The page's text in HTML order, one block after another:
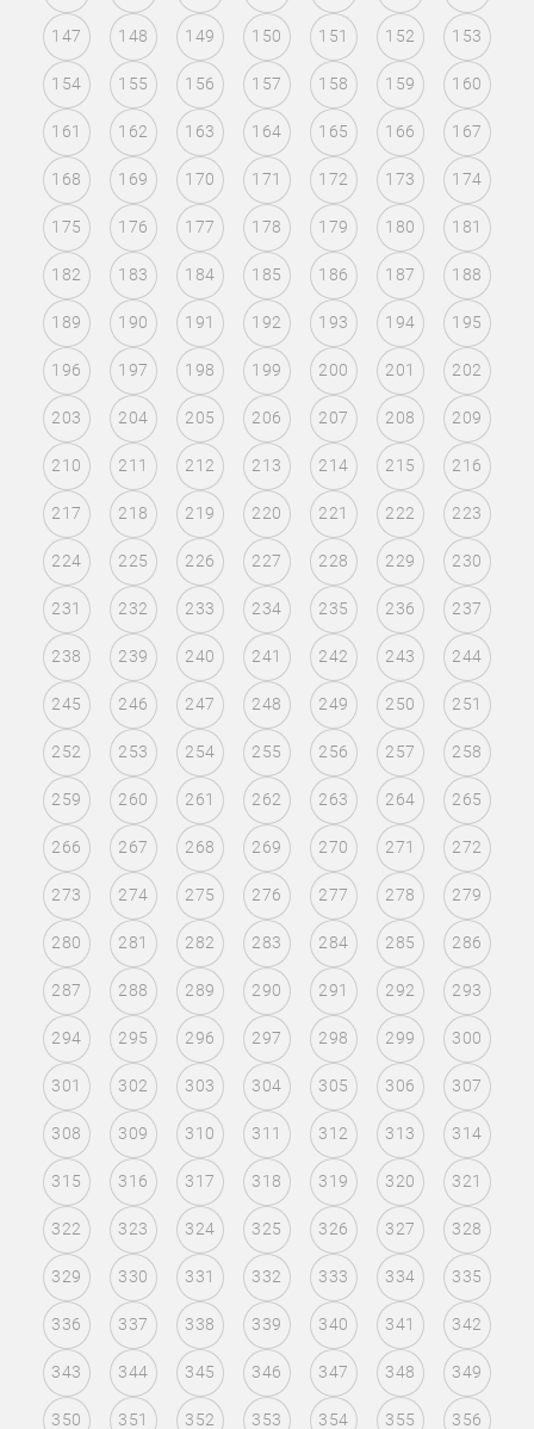
147 148 149 150 151 152 153
154 155 156 157 158 159 160
161 162 163 164 165 166 167
168 169 170 171 172 173 174
175 176 177 178 179 180 181
182 183 184 185 186 187 188
189 190 191 192 193 194 195
196 197 198 199 200 201 202
203 204 205 206 207 208 209
210 211 212 213 214 215 216
217 218 219 220 221 222 223
224 225 226 227 228 229 230
231 232 233 234 235 236 237
238 239 240 241 242 243 244
245 246 247 248 249 250 251
252 253 254 255 256 257 258
259 260 261 262 263 264 265
266 267 268 269 270 271 272
273 274 275 276 277 278 279
280 281 282 283 284 285 286
287 288 289 290 291 292 293
294 295 296 297 298 299 300
301 302 303 304 305 306 307
308 309 310 311 312 313 314
315 316 317 318 319 320 321
322 323 324 325 326 327 328
329 330 331 332 333 334 335
336 337 338 339 340 341 342
343 344 345 346 347 348 349
350 351 352 353 354 355 356